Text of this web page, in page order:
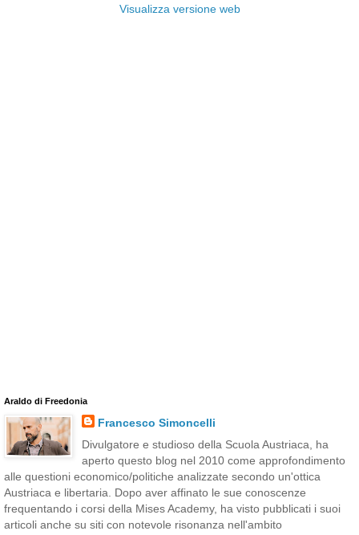
Visualizza versione web
Araldo di Freedonia
Francesco Simoncelli
Divulgatore e studioso della Scuola Austriaca, ha
aperto questo blog nel 2010 come approfondimento
alle questioni economico/politiche analizzate secondo un'ottica
Austriaca e libertaria. Dopo aver affinato le sue conoscenze
frequentando i corsi della Mises Academy, ha visto pubblicati i suoi
articoli anche su siti con notevole risonanza nell'ambito